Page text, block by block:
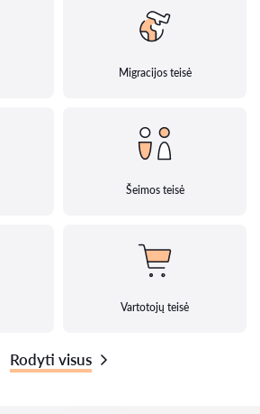
Migracijos teisė
Šeimos teisė
Vartotojų teisė
Rodyti visus